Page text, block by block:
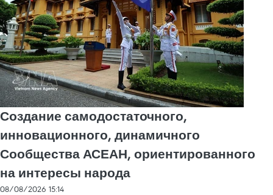
Создание самодостаточного,
инновационного, динамичного
Сообщества АСЕАН, ориентированного
на интересы народа
08/08/2026 15:14